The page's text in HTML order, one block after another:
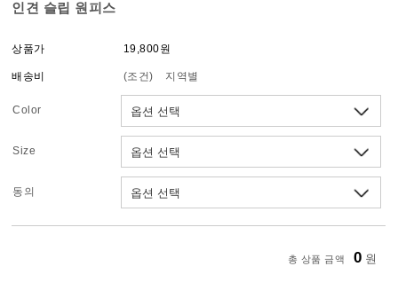
인견 슬립 원피스
상품가 19,800원
배송비 (조건) 지역별
Color
Size
동의
총 상품 금액 0 원